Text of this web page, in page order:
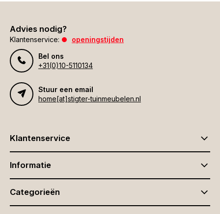
Advies nodig?
Klantenservice:
openingstijden
Bel ons
+31(0)10-5110134
Stuur een email
home[at]stigter-tuinmeubelen.nl
Klantenservice
Informatie
Categorieën